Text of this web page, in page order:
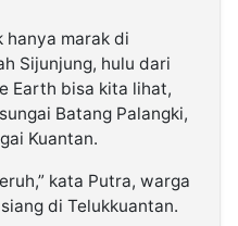
hanya marak di
Sijunjung, hulu dari
Earth bisa kita lihat,
Batang Palangki,
Kuantan.
kata Putra, warga
di Telukkuantan.